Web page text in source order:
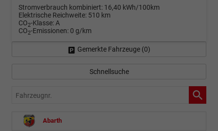
Stromverbrauch kombiniert: 16,40 kWh/100km
Elektrische Reichweite: 510 km
CO2-Klasse:A
CO2-Emissionen: 0 g/km
Gemerkte Fahrzeuge (0)
Schnellsuche
Fahrzeugnr.
Abarth